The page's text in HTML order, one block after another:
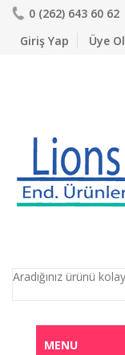
0 (262) 643 60 62
Giriş Yap
Üye Ol
MENU